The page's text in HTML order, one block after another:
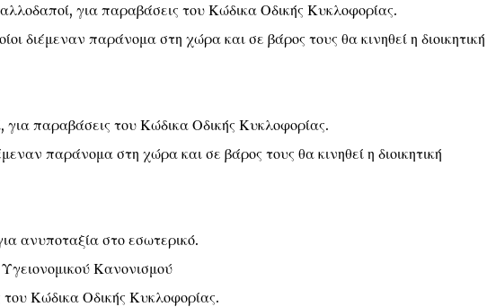
για παραβάσεις του Κώδικα Οδικής Κυκλοφορίας.
διέμεναν παράνομα στη χώρα και σε βάρος τους θα κινηθεί η διοικητική
παραβάσεις του Κώδικα Οδικής Κυκλοφορίας.
παράνομα στη χώρα και σε βάρος τους θα κινηθεί η διοικητική
ανυποταξία στο εσωτερικό.
Κανονισμού
Κώδικα Οδικής Κυκλοφορίας.